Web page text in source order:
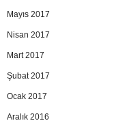
Mayıs 2017
Nisan 2017
Mart 2017
Şubat 2017
Ocak 2017
Aralık 2016